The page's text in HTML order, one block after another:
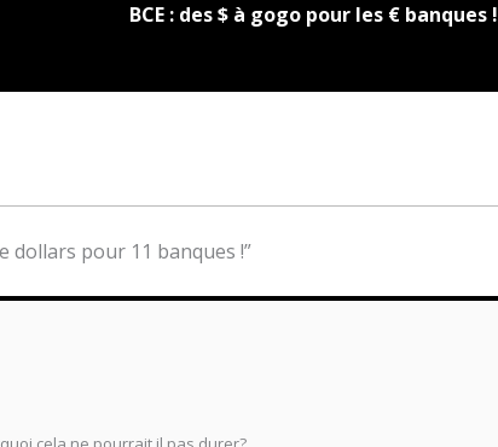
BCE : des $ à gogo pour les € banques !
dollars pour 11 banques !”